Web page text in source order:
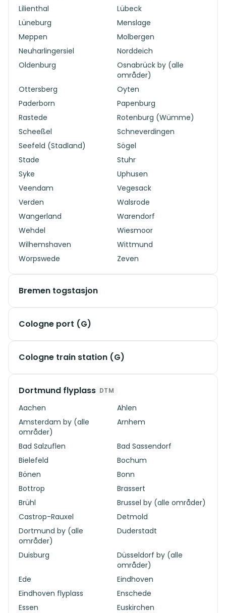
Lilienthal
Lübeck
Lüneburg
Menslage
Meppen
Molbergen
Neuharlingersiel
Norddeich
Oldenburg
Osnabrück by (alle
områder)
Ottersberg
Oyten
Paderborn
Papenburg
Rastede
Rotenburg (Wümme)
Scheeßel
Schneverdingen
Seefeld (Stadland)
Sögel
Stade
Stuhr
Syke
Uphusen
Veendam
Vegesack
Verden
Walsrode
Wangerland
Warendorf
Wehdel
Wiesmoor
Wilhemshaven
Wittmund
Worpswede
Zeven
Bremen togstasjon
Cologne port (G)
Cologne train station (G)
Dortmund flyplass DTM
Aachen
Ahlen
Amsterdam by (alle
områder)
Arnhem
Bad Salzuflen
Bad Sassendorf
Bielefeld
Bochum
Bönen
Bonn
Bottrop
Brassert
Brühl
Brussel by (alle områder)
Castrop-Rauxel
Detmold
Dortmund by (alle
områder)
Duderstadt
Duisburg
Düsseldorf by (alle
områder)
Ede
Eindhoven
Eindhoven flyplass
Enschede
Essen
Euskirchen